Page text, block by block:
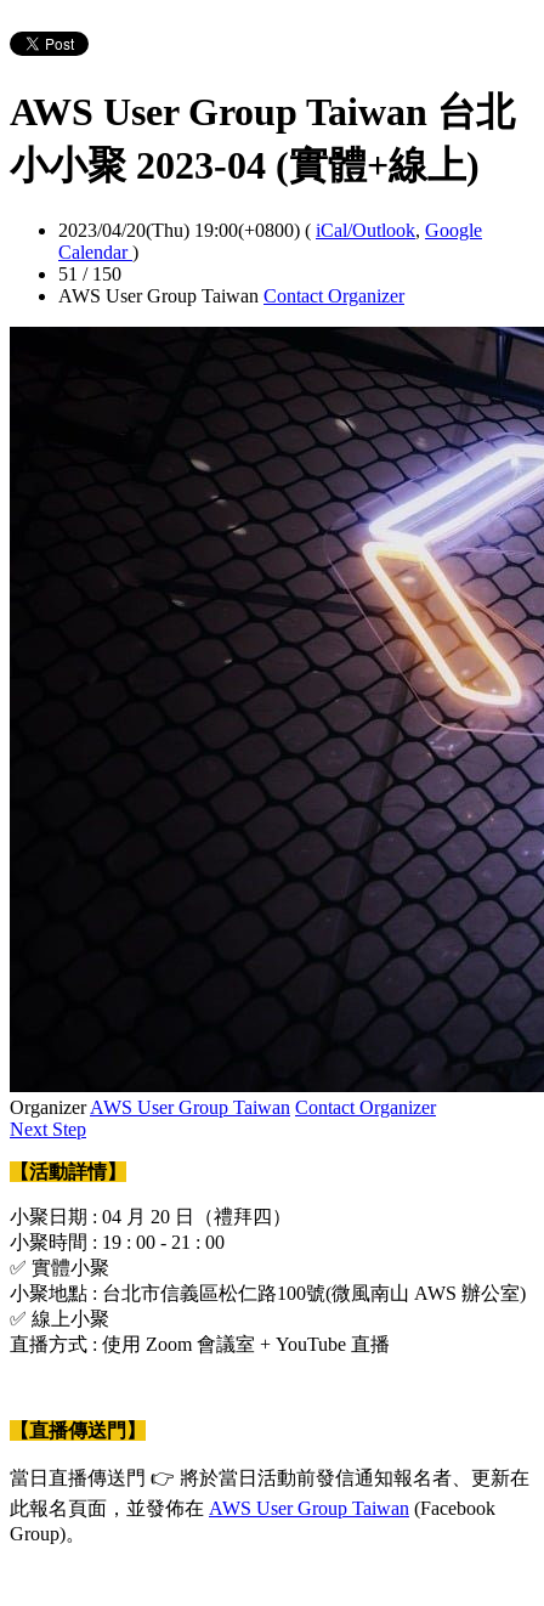
AWS User Group Taiwan 台北
小小聚 2023-04 (實體+線上)
2023/04/20(Thu) 19:00(+0800) ( iCal/Outlook, Google
Calendar)
51 / 150
AWS User Group Taiwan Contact Organizer
OrganizerAWS User Group Taiwan Contact Organizer
Next Step
【活動詳情】
小聚日期 : 04 月 20 日（禮拜四）
小聚時間 : 19 : 00 - 21 : 00
✅ 實體小聚
小聚地點 : 台北市信義區松仁路100號(微風南山 AWS 辦公室)
✅ 線上小聚
直播方式 : 使用 Zoom 會議室 + YouTube 直播
【直播傳送門】
當日直播傳送門 👉 將於當日活動前發信通知報名者、更新在
此報名頁面，並發佈在 AWS User Group Taiwan (Facebook
Group)。